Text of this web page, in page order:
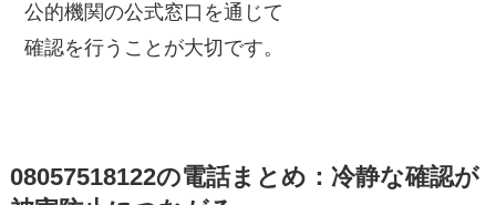
公的機関の公式窓口を通じて
確認を行うことが大切です。
08057518122の電話まとめ：冷静な確認が